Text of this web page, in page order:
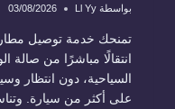
بواسطة Ll Yy
03/08/2026
تمنحك خدمة توصيل مطار
انتقالًا مباشرًا من صالة
السياحية، دون انتظار
على أكثر من سيارة.